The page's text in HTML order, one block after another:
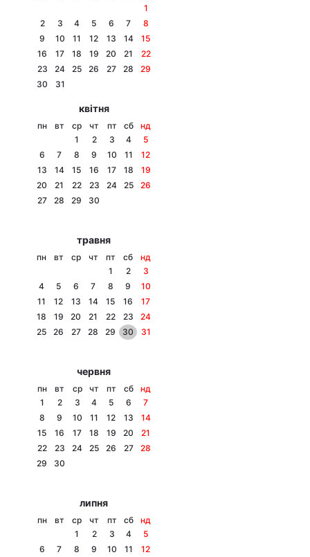
Головна
Економіка
Спорт
Техно і зв'язок
Цікавинки
Екологія
Інтерв'ю
1
2
3 4 5 6 7
8
9
10 11 12 13 14
15
16
17 18 19 20 21
22
23
24 25 26 27 28
29
30
31
квітня
пн вт ср чт пт сб
нд
1
2 3 4
5
6
7 8 9 10 11
12
13
14 15 16 17 18
19
20
21 22 23 24 25
26
27
28 29 30
травня
пн вт ср чт пт сб
нд
1
2
3
4
5 6 7 8 9
10
11
12 13 14 15 16
17
18
19 20 21 22 23
24
25
26 27 28 29 30 31
червня
пн вт ср чт пт сб
нд
1
2 3 4 5 6
7
8
9 10 11 12 13
14
15
16 17 18 19 20
21
22
23 24 25 26 27
28
29
30
липня
пн вт ср чт пт сб
нд
1
2 3 4
5
6
7 8 9 10 11
12